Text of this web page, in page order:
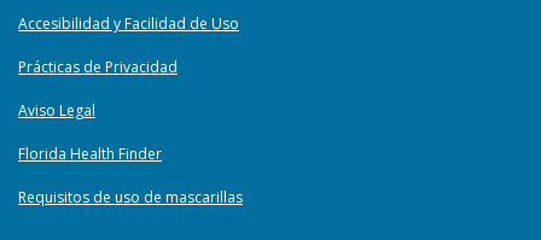
Accesibilidad y Facilidad de Uso
Prácticas de Privacidad
Aviso Legal
Florida Health Finder
Requisitos de uso de mascarillas